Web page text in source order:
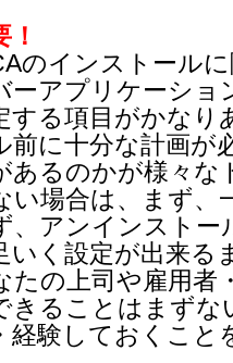
！
のインストール
ーアプリケーショ
する項目がかなり
前に十分な計画が
あるのかが様々な
い場合は、まず、
、アンインストー
いく設定が出来る
たの上司や雇用者
きることはまずな
経験しておくこと